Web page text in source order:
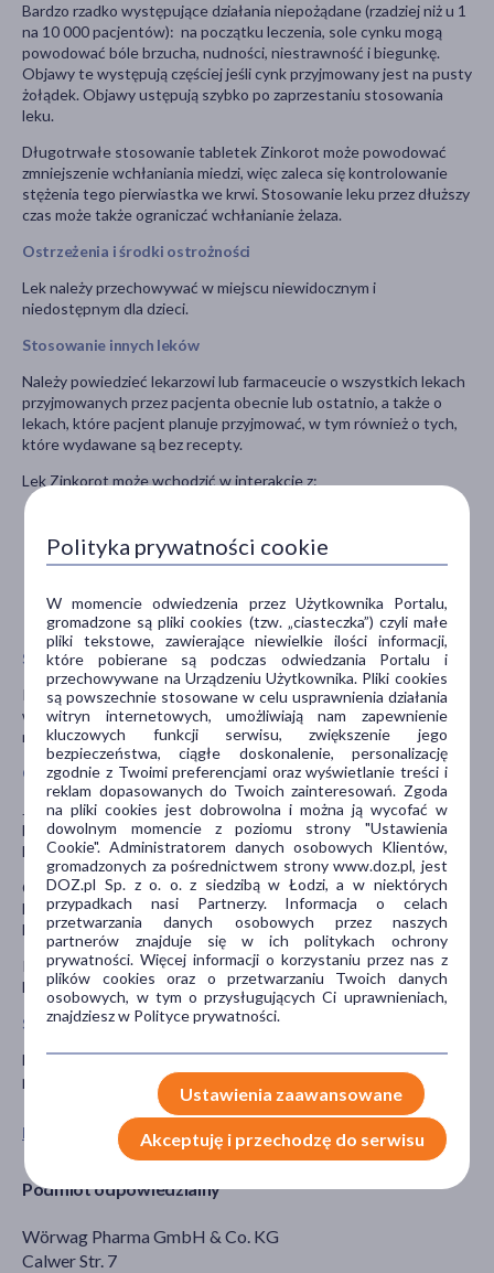
Pokaż wszystkie produkty ZINKOROT
Podmiot odpowiedzialny
Wörwag Pharma GmbH & Co. KG
Calwer Str. 7
Bardzo rzadko występujące działania niepożądane (rzadziej niż u 1
na 10 000 pacjentów): na początku leczenia, sole cynku mogą
powodować bóle brzucha, nudności, niestrawność i biegunkę.
Objawy te występują częściej jeśli cynk przyjmowany jest na pusty
żołądek. Objawy ustępują szybko po zaprzestaniu stosowania
leku.
Długotrwałe stosowanie tabletek Zinkorot może powodować
zmniejszenie wchłaniania miedzi, więc zaleca się kontrolowanie
stężenia tego pierwiastka we krwi. Stosowanie leku przez dłuższy
czas może także ograniczać wchłanianie żelaza.
Ostrzeżenia i środki ostrożności
Lek należy przechowywać w miejscu niewidocznym i
niedostępnym dla dzieci.
Stosowanie innych leków
Należy powiedzieć lekarzowi lub farmaceucie o wszystkich lekach
przyjmowanych przez pacjenta obecnie lub ostatnio, a także o
lekach, które pacjent planuje przyjmować, w tym również o tych,
które wydawane są bez recepty.
Lek Zinkorot może wchodzić w interakcje z:
dimerkaptopropanosiarkowy (DMPS), kwas
dimerkaptobursztynowy (DMSA) czy kwas
solami żelaza, miedzi, wapnia,
tetracyklinami, ofloksacyną i innymi chinolonami.
Stosowanie leku z jedzeniem i piciem
Pokarmy z dużą zawartościa fityny (np. produkty zbożowe,
warzywa, orzechy) zmniejszają wchłanianie cynku. Kawa może
również hamować wchłanianie cynku.
Ciąża i karmienie piersią
Jeśli pacjentka jest w ciąży lub karmi piersią, przypuszcza, że może
być w ciąży lub gdy planuje mieć dziecko powinna poradzić się
lekarza lub farmaceuty przed zastosowaniem tego leku.
Ciąża:
Leku Zinkorot nie należy stosować w okresie ciąży, chyba, że
lekarz zaleci inaczej.
Karmienie piersią:
Nie zaleca się stosowania tego leku u kobiet karmiących piersią.
Stosowanie leku u dzieci i młodzieży
Nie stosować u dzieci w wieku poniżej 6 lat a także jeśli nie
potrafią one połykać tabletek.
Polityka prywatności cookie
W momencie odwiedzenia przez Użytkownika Portalu,
gromadzone są pliki cookies (tzw. „ciasteczka”) czyli małe
pliki tekstowe, zawierające niewielkie ilości informacji,
które pobierane są podczas odwiedzania Portalu i
przechowywane na Urządzeniu Użytkownika. Pliki cookies
są powszechnie stosowane w celu usprawnienia działania
witryn internetowych, umożliwiają nam zapewnienie
kluczowych funkcji serwisu, zwiększenie jego
bezpieczeństwa, ciągłe doskonalenie, personalizację
zgodnie z Twoimi preferencjami oraz wyświetlanie treści i
reklam dopasowanych do Twoich zainteresowań. Zgoda
na pliki cookies jest dobrowolna i można ją wycofać w
dowolnym momencie z poziomu strony "Ustawienia
Cookie". Administratorem danych osobowych Klientów,
gromadzonych za pośrednictwem strony www.doz.pl, jest
DOZ.pl Sp. z o. o. z siedzibą w Łodzi, a w niektórych
przypadkach nasi Partnerzy. Informacja o celach
przetwarzania danych osobowych przez naszych
partnerów znajduje się w ich politykach ochrony
prywatności. Więcej informacji o korzystaniu przez nas z
plików cookies oraz o przetwarzaniu Twoich danych
osobowych, w tym o przysługujących Ci uprawnieniach,
znajdziesz w Polityce prywatności.
Ustawienia zaawansowane
Akceptuję i przechodzę do serwisu